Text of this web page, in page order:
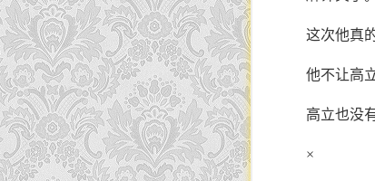
这次他真
他不让高
高立也没
×